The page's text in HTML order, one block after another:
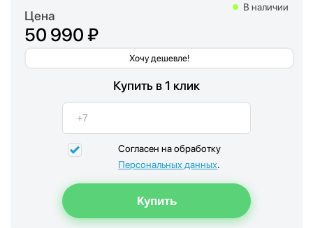
Цена
50 990 ₽
Хочу дешевле!
В наличии
Купить в 1 клик
Согласен на обработку
Персональных данных.